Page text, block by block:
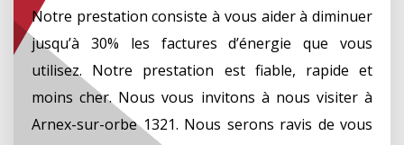
Notre prestation consiste à vous aider à diminuer
jusqu’à 30% les factures d’énergie que vous
utilisez. Notre prestation est fiable, rapide et
moins cher. Nous vous invitons à nous visiter à
Arnex-sur-orbe 1321. Nous serons ravis de vous